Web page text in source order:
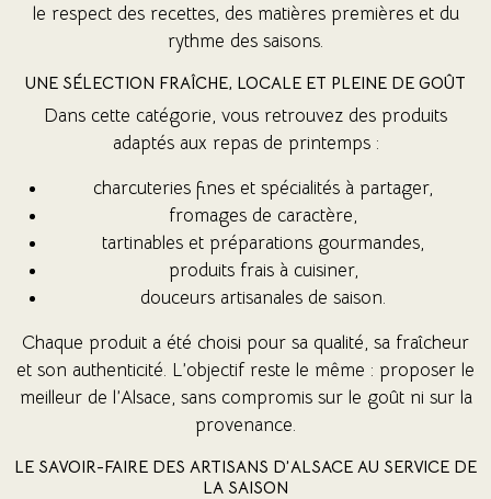
le respect des recettes, des matières premières et du
rythme des saisons.
UNE SÉLECTION FRAÎCHE, LOCALE ET PLEINE DE GOÛT
Dans cette catégorie, vous retrouvez des produits
adaptés aux repas de printemps :
charcuteries fines et spécialités à partager,
fromages de caractère,
tartinables et préparations gourmandes,
produits frais à cuisiner,
douceurs artisanales de saison.
Chaque produit a été choisi pour sa qualité, sa fraîcheur
et son authenticité. L’objectif reste le même : proposer le
meilleur de l’Alsace, sans compromis sur le goût ni sur la
provenance.
LE SAVOIR-FAIRE DES ARTISANS D’ALSACE AU SERVICE DE
LA SAISON